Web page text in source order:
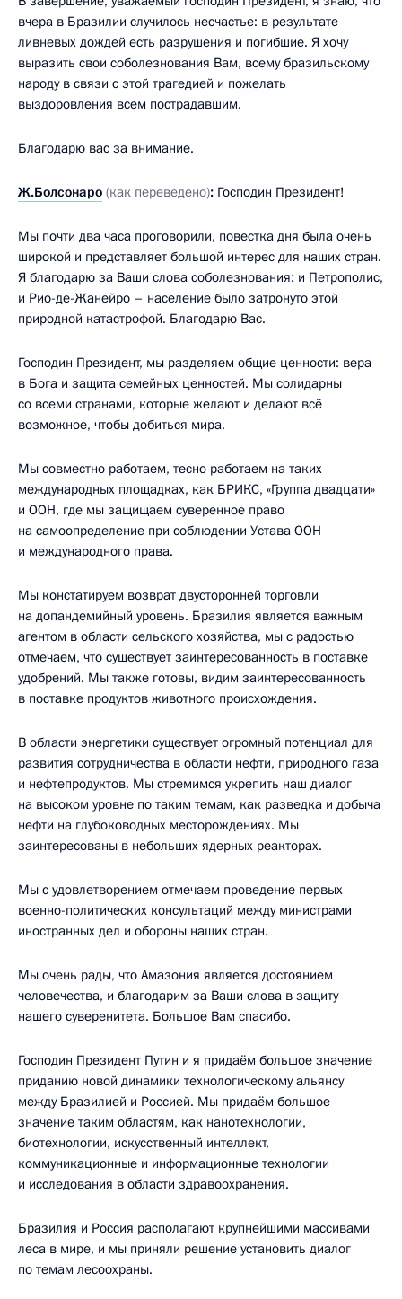
вчера в Бразилии случилось несчастье: в результате
ливневых дождей есть разрушения и погибшие. Я хочу
выразить свои соболезнования Вам, всему бразильскому
народу в связи с этой трагедией и пожелать
выздоровления всем пострадавшим.
Благодарю вас за внимание.
Ж.Болсонаро (как переведено): Господин Президент!
Мы почти два часа проговорили, повестка дня была очень
широкой и представляет большой интерес для наших стран.
Я благодарю за Ваши слова соболезнования: и Петрополис,
и Рио-де-Жанейро – население было затронуто этой
природной катастрофой. Благодарю Вас.
Господин Президент, мы разделяем общие ценности: вера
в Бога и защита семейных ценностей. Мы солидарны
со всеми странами, которые желают и делают всё
возможное, чтобы добиться мира.
Мы совместно работаем, тесно работаем на таких
международных площадках, как БРИКС, «Группа двадцати»
и ООН, где мы защищаем суверенное право
на самоопределение при соблюдении Устава ООН
и международного права.
Мы констатируем возврат двусторонней торговли
на допандемийный уровень. Бразилия является важным
агентом в области сельского хозяйства, мы с радостью
отмечаем, что существует заинтересованность в поставке
удобрений. Мы также готовы, видим заинтересованность
в поставке продуктов животного происхождения.
В области энергетики существует огромный потенциал для
развития сотрудничества в области нефти, природного газа
и нефтепродуктов. Мы стремимся укрепить наш диалог
на высоком уровне по таким темам, как разведка и добыча
нефти на глубоководных месторождениях. Мы
заинтересованы в небольших ядерных реакторах.
Мы с удовлетворением отмечаем проведение первых
военно-политических консультаций между министрами
иностранных дел и обороны наших стран.
Мы очень рады, что Амазония является достоянием
человечества, и благодарим за Ваши слова в защиту
нашего суверенитета. Большое Вам спасибо.
Господин Президент Путин и я придаём большое значение
приданию новой динамики технологическому альянсу
между Бразилией и Россией. Мы придаём большое
значение таким областям, как нанотехнологии,
биотехнологии, искусственный интеллект,
коммуникационные и информационные технологии
и исследования в области здравоохранения.
Бразилия и Россия располагают крупнейшими массивами
леса в мире, и мы приняли решение установить диалог
по темам лесоохраны.